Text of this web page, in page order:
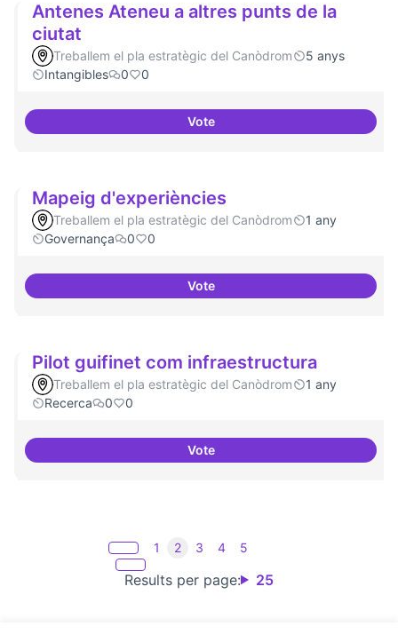
Antenes Ateneu a altres punts de la
ciutat
Treballem el pla estratègic del Canòdrom
5 anys
Intangibles
0 0
VoteAntenes Ateneu a altres punts
Mapeig d'experiències
Treballem el pla estratègic del Canòdrom
1 any
Governança
0 0
VoteMapeig d'experiències
Pilot guifinet com infraestructura
Treballem el pla estratègic del Canòdrom
1 any
Recerca
0 0
VotePilot guifinet com
Results per page: 25
1 2 3 4 5